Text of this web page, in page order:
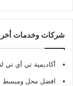
شركات وخدمات
أكاديمية تي أي تي
افضل محل ومبسط